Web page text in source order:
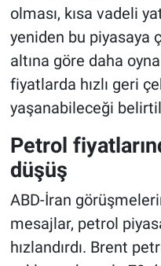
olması, kısa vadeli
yeniden bu piyasaya
altına göre daha
fiyatlarda hızlı geri
yaşanabileceği
Petrol
düşüş
ABD-İran
mesajlar, petrol
hızlandırdı. Brent